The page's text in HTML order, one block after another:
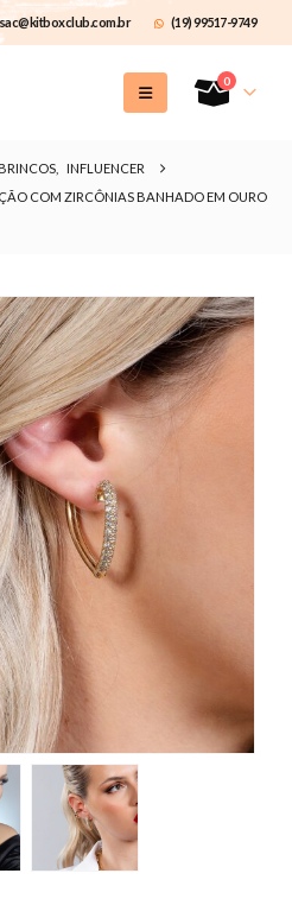
(19) 99517-9749
0
INFLUENCER
COM ZIRCÔNIAS BANHADO EM OURO